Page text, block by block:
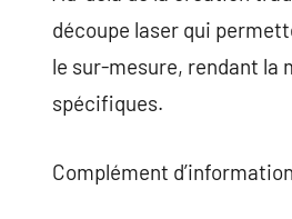
découpe laser qui
le sur-mesure, rendant la
spécifiques.
Complément